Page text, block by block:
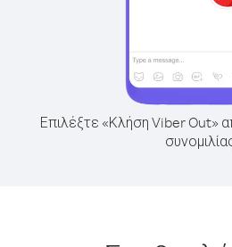
Επιλέξτε «Κλήση Viber Out»